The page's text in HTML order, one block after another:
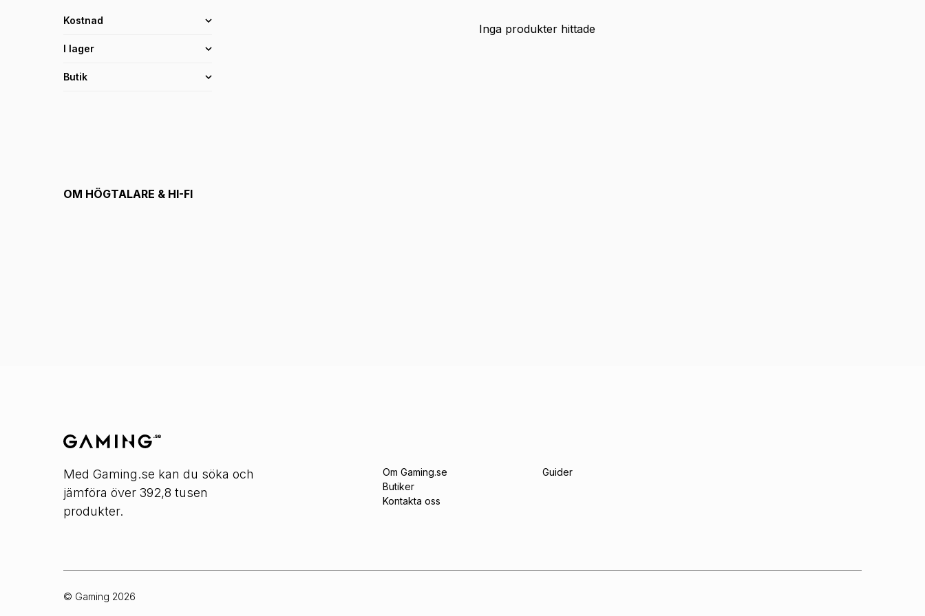
Kostnad
I lager
Butik
Inga produkter hittade
OM HÖGTALARE & HI-FI
Med Gaming.se kan du söka och
jämföra över 392,8 tusen
produkter.
Om Gaming.se
Butiker
Kontakta oss
Guider
© Gaming 2026